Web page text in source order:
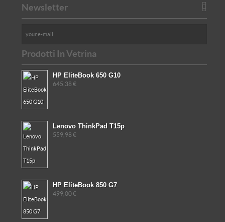
Newsletter
Prodotti In Vetrina
HP EliteBook 650 G10
645,38 €
Lenovo ThinkPad T15p
559,98 €
HP EliteBook 850 G7
499,00 €